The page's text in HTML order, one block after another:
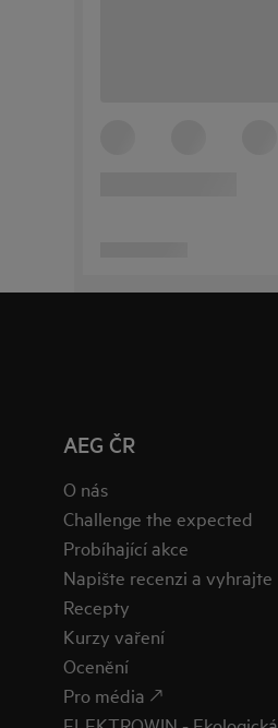
AEG ČR
O nás
Challenge the expected
Probíhající akce
Napište recenzi a vyhrajte
Recepty
Kurzy vaření
Ocenění
Pro média 🡕